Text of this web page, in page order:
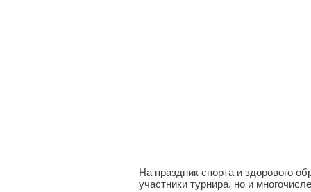
На праздник спорта и здорового
участники турнира, но и